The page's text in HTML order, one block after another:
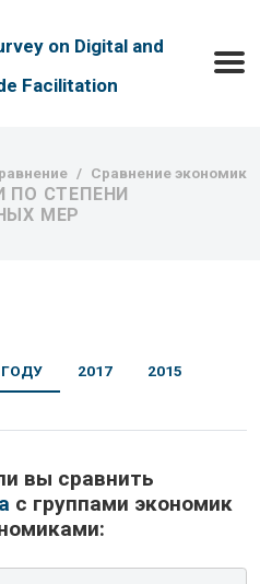
on Digital and
Facilitation
Сравнение экономик
ПО СТЕПЕНИ
МЕР
ГОДУ 2017 2015
вы сравнить
с группами экономик